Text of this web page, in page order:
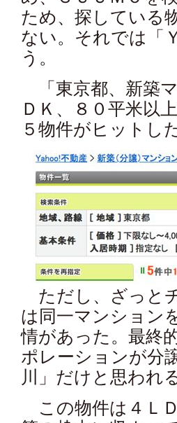
ため、探している
ない。それでは「
う。
「東京都、新築
ＤＫ、８０平米以
５物件がヒットした
ただし、ざっと
は同一マンション
情があった。最終
ポレーションが分
川」だけと思われる
この物件は４Ｌ